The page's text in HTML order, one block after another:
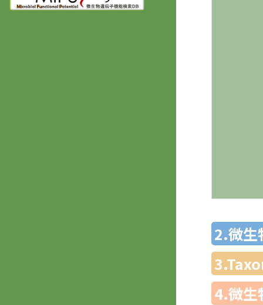
2.微生
4.微生